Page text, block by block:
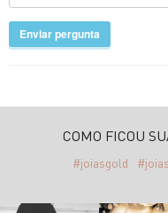
Enviar pergunta
COMO FICOU
#joiasgold #joias